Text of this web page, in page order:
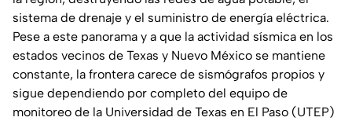
sistema de drenaje y el suministro de energía eléctrica.
Pese a este panorama y a que la actividad sísmica en los
estados vecinos de Texas y Nuevo México se mantiene
constante, la frontera carece de sismógrafos propios y
sigue dependiendo por completo del equipo de
monitoreo de la Universidad de Texas en El Paso (UTEP)